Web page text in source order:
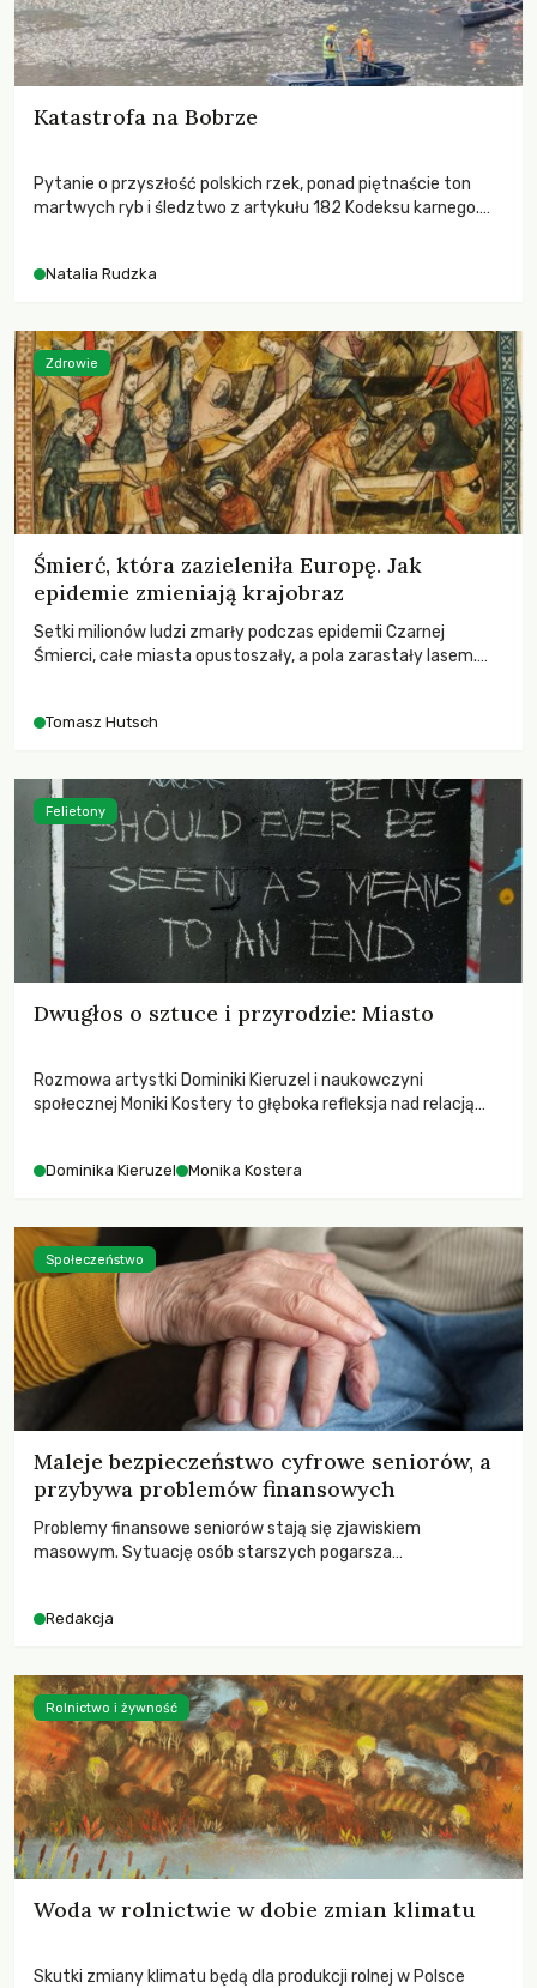
Katastrofa na Bobrze
Pytanie o przyszłość polskich rzek, ponad piętnaście ton
martwych ryb i śledztwo z artykułu 182 Kodeksu karnego.
zdarzeń prowadzących do biologicznej śmierci rzeki.
Natalia Rudzka
Śmierć, która zazieleniła Europę. Jak
epidemie zmieniają krajobraz
Setki milionów ludzi zmarły podczas epidemii Czarnej
Śmierci, całe miasta opustoszały, a pola zarastały lasem.
największych katastrof w swoich dziejach.
Tomasz Hutsch
Zdrowie
Dwugłos o sztuce i przyrodzie: Miasto
Rozmowa artystki Dominiki Kieruzel i naukowczyni
społecznej Moniki Kostery to głęboka refleksja nad relacją
Dominika Kieruzel Monika Kostera
Felietony
Maleje bezpieczeństwo cyfrowe seniorów, a
przybywa problemów finansowych
Problemy finansowe seniorów stają się zjawiskiem
masowym. Sytuację osób starszych pogarsza
Redakcja
Społeczeństwo
Woda w rolnictwie w dobie zmian klimatu
Skutki zmiany klimatu będą dla produkcji rolnej w Polsce
Rolnictwo i żywność